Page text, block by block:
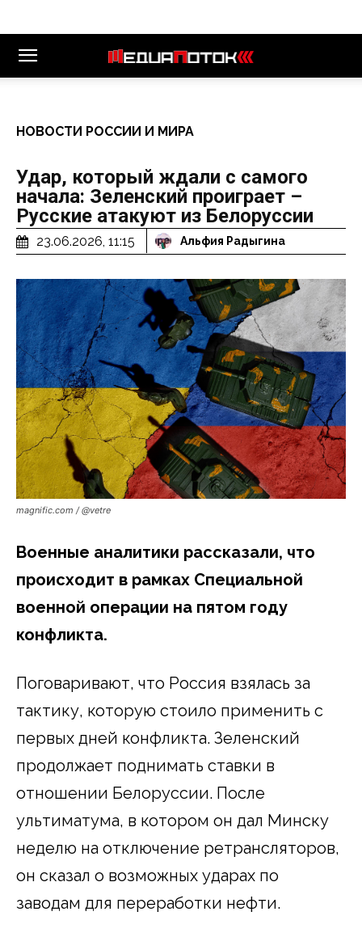
НОВОСТИ РОССИИ И МИРА
Удар, который ждали с самого
начала: Зеленский проиграет –
Русские атакуют из Белоруссии
23.06.2026, 11:15 Альфия Радыгина
magnific.com / @vetre
Военные аналитики рассказали, что
происходит в рамках Специальной
военной операции на пятом году
конфликта.
Поговаривают, что Россия взялась за
тактику, которую стоило применить с
первых дней конфликта. Зеленский
продолжает поднимать ставки в
отношении Белоруссии. После
ультиматума, в котором он дал Минску
неделю на отключение ретрансляторов,
он сказал о возможных ударах по
заводам для переработки нефти.